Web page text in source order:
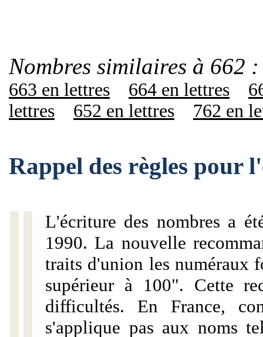
Nombres similaires à 662 :
663 en lettres 664 en lettres
lettres
652 en lettres 762 en
Rappel des règles pour
L'écriture des nombres a
1990. La nouvelle
traits d'union les numéraux
supérieur à 100". Cette
difficultés. En France,
s'applique pas aux noms